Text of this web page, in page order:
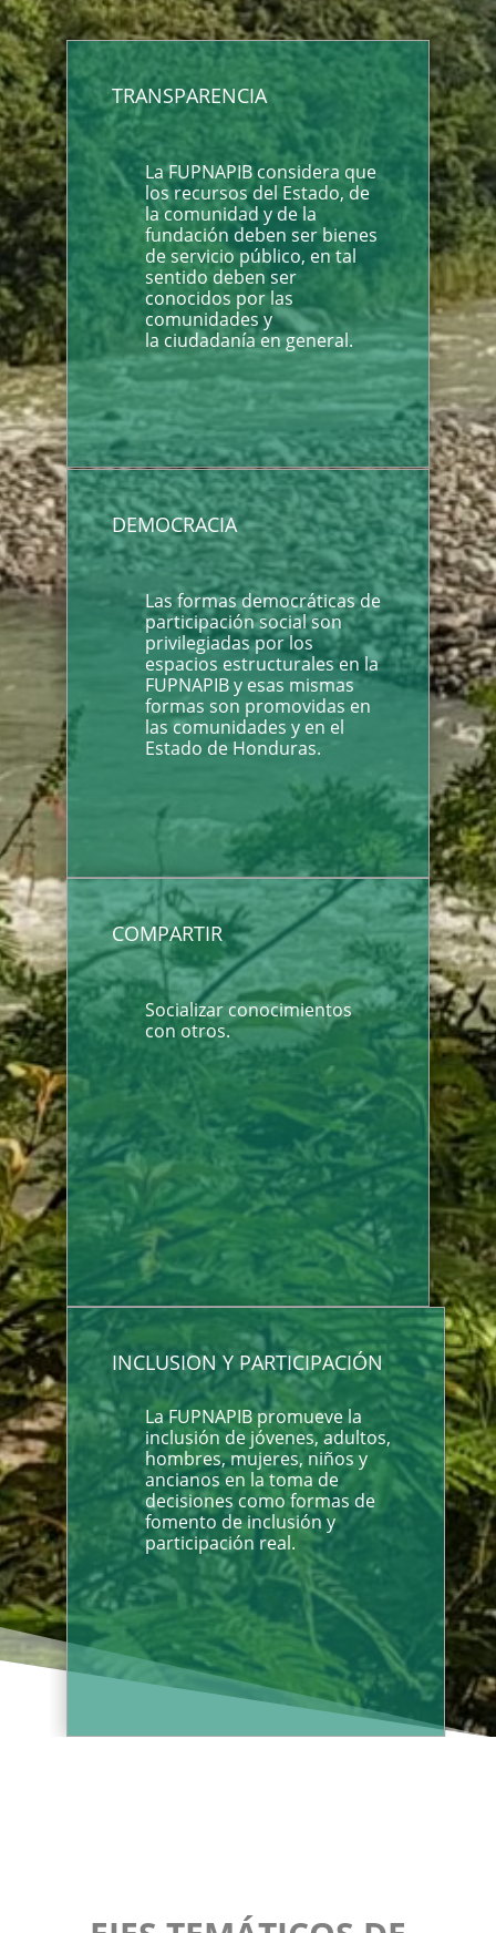
TRANSPARENCIA
La FUPNAPIB considera que
los recursos del Estado, de
la comunidad y de la
fundación deben ser bienes
de servicio público, en tal
sentido deben ser
conocidos por las
comunidades y
la ciudadanía en general.
DEMOCRACIA
Las formas democráticas de
participación social son
privilegiadas por los
espacios estructurales en la
FUPNAPIB y esas mismas
formas son promovidas en
las comunidades y en el
Estado de Honduras.
COMPARTIR
Socializar conocimientos
con otros.
INCLUSION Y PARTICIPACIÓN
La FUPNAPIB promueve la
inclusión de jóvenes, adultos,
hombres, mujeres, niños y
ancianos en la toma de
decisiones como formas de
fomento de inclusión y
participación real.